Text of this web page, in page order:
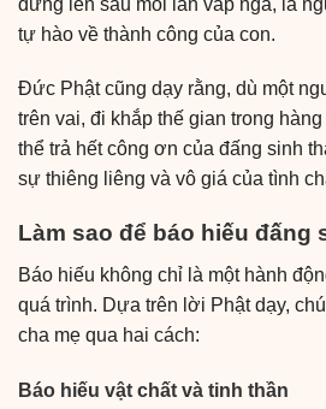
tự hào về thành công của con.
Đức Phật cũng dạy rằng, dù một
trên vai, đi khắp thế gian trong
thể trả hết công ơn của đấng sinh
sự thiêng liêng và vô giá của tình
Làm sao để báo hiếu đấng
Báo hiếu không chỉ là một hành
quá trình. Dựa trên lời Phật dạy,
cha mẹ qua hai cách:
Báo hiếu vật chất và tinh thần